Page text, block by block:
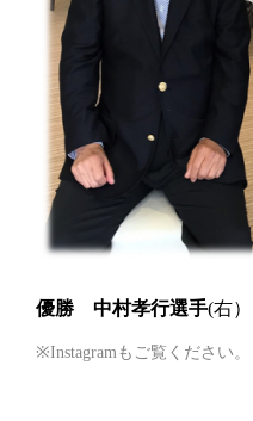
優勝 中村孝行選手(右）
※Instagramもご覧ください。